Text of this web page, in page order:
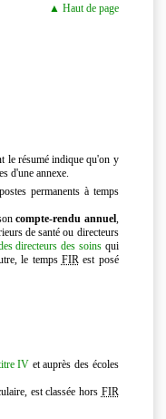
▲ Haut de page
le résumé indique qu'on y
d'une annexe.
permanents à temps
compte-rendu annuel,
de santé ou directeurs
directeurs des soinsqui
le temps FIR est posé
IV et auprès des écoles
est classée hors FIR